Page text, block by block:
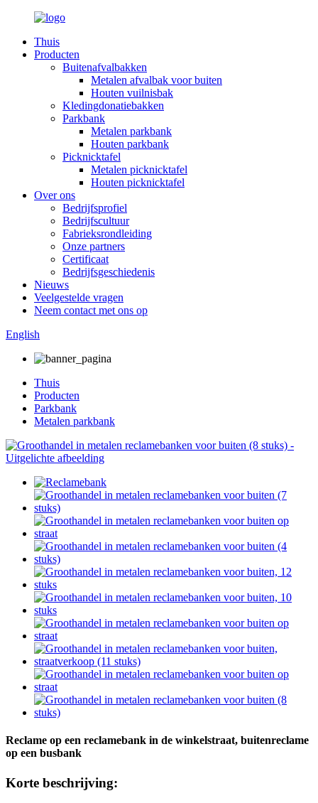
Thuis
Producten
Buitenafvalbakken
Metalen afvalbak voor buiten
Houten vuilnisbak
Kledingdonatiebakken
Parkbank
Metalen parkbank
Houten parkbank
Picknicktafel
Metalen picknicktafel
Houten picknicktafel
Over ons
Bedrijfsprofiel
Bedrijfscultuur
Fabrieksrondleiding
Onze partners
Certificaat
Bedrijfsgeschiedenis
Nieuws
Veelgestelde vragen
Neem contact met ons op
English
Thuis
Producten
Parkbank
Metalen parkbank
Reclame op een reclamebank in de winkelstraat, buitenreclame
op een busbank
Korte beschrijving: